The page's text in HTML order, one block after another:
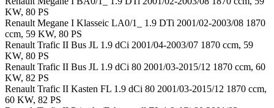
KW, 80 PS
Renault Megane I Klasseic LA0/1_ 1.9 DTi 2001/02-2003/08 1870
ccm, 59 KW, 80 PS
Renault Trafic II Bus JL 1.9 dCi 2001/04-2003/07 1870 ccm, 59
KW, 80 PS
Renault Trafic II Bus JL 1.9 dCi 80 2001/03-2015/12 1870 ccm, 60
KW, 82 PS
Renault Trafic II Kasten FL 1.9 dCi 80 2001/03-2015/12 1870 ccm,
60 KW, 82 PS